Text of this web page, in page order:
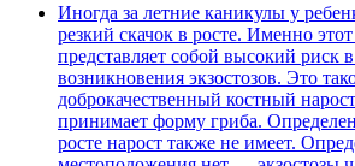
Иногда за летние каникулы у
резкий скачок в росте. Именно
представляет собой высокий риск
возникновения экзостозов. Это
доброкачественный костный
принимает форму гриба.
росте нарост также не имеет.